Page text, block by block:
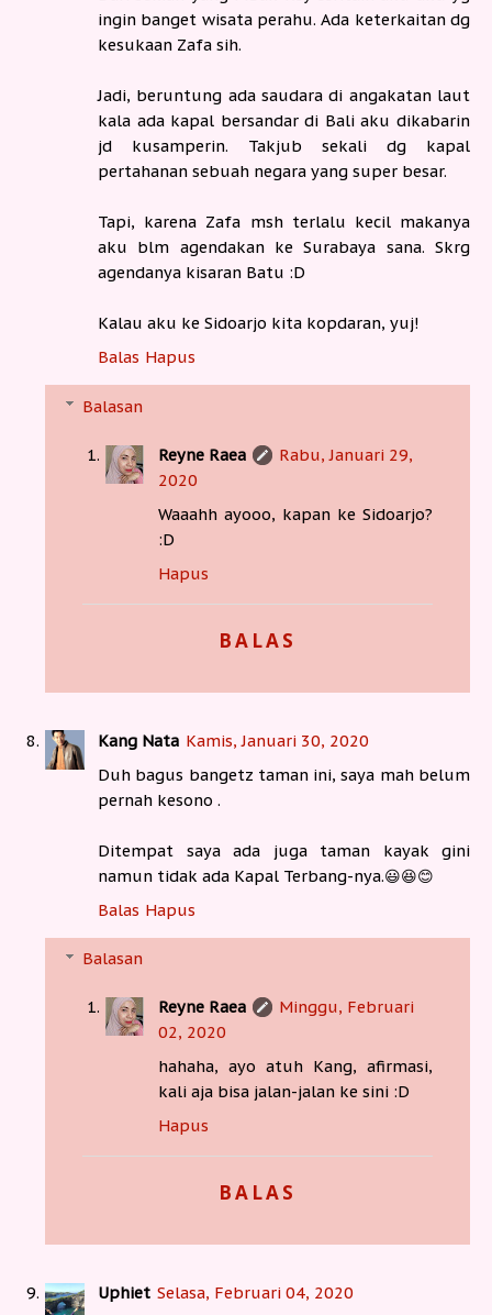
ingin banget wisata perahu. Ada keterkaitan dg
kesukaan Zafa sih.
Jadi, beruntung ada saudara di angakatan laut
kala ada kapal bersandar di Bali aku dikabarin
jd kusamperin. Takjub sekali dg kapal
pertahanan sebuah negara yang super besar.
Tapi, karena Zafa msh terlalu kecil makanya
aku blm agendakan ke Surabaya sana. Skrg
agendanya kisaran Batu :D
Kalau aku ke Sidoarjo kita kopdaran, yuj!
Balas Hapus
Balasan
Reyne Raea
Rabu, Januari 29,
2020
Waaahh ayooo, kapan ke Sidoarjo?
:D
Hapus
BALAS
Kang Nata Kamis, Januari 30, 2020
Duh bagus bangetz taman ini, saya mah belum
pernah kesono .
Ditempat saya ada juga taman kayak gini
namun tidak ada Kapal Terbang-nya.😃😆😊
Balas Hapus
Balasan
Reyne Raea
Minggu, Februari
02, 2020
hahaha, ayo atuh Kang, afirmasi,
kali aja bisa jalan-jalan ke sini :D
Hapus
BALAS
Uphiet Selasa, Februari 04, 2020